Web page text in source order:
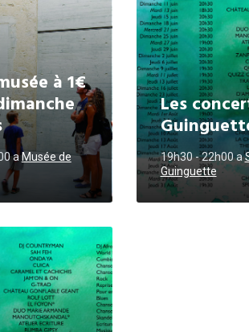
à 1€
aMusée de
Les
19h30 - 22h00a
Guinguette